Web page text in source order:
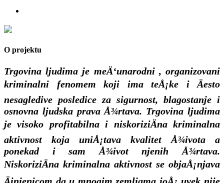
O projektu
Trgovina ljudima je meÄ‘unarodni , organizovani
kriminalni fenomem koji ima teÅ¡ke i Äesto
nesagledive posledice za sigurnost, blagostanje i
osnovna ljudska prava Å¾rtava. Trgovina ljudima
je visoko profitabilna i niskoriziÄna kriminalna
aktivnost koja uniÅ¡tava kvalitet Å¾ivota a
ponekad i sam Å¾ivot njenih Å¾rtava.
NiskoriziÄna kriminalna aktivnost se objaÅ¡njava
Äinjenicom da u mnogim zemljama joÅ¡ uvek nije